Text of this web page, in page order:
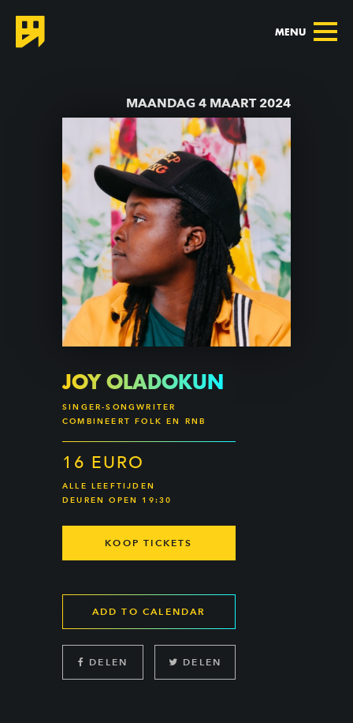
MENU
MAANDAG 4 MAART 2024
JOY OLADOKUN
SINGER-SONGWRITER
COMBINEERT FOLK EN RNB
16 EURO
ALLE LEEFTIJDEN
DEUREN OPEN 19:30
KOOP TICKETS
ADD TO CALENDAR
DELEN DELEN